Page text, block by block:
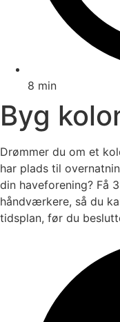
8 min
Byg
Drømmer du om et
har plads til
din haveforening? Få
håndværkere, så du
tidsplan, før du